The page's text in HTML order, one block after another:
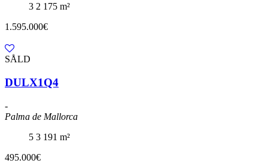
3 2 175 m²
1.595.000€
SÅLD
DULX1Q4
-
Palma de Mallorca
5 3 191 m²
495.000€